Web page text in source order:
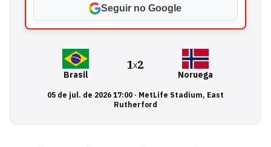
Seguir no Google
Brasil
1x2
Noruega
05 de jul. de 2026 17:00· MetLife Stadium, East
Rutherford